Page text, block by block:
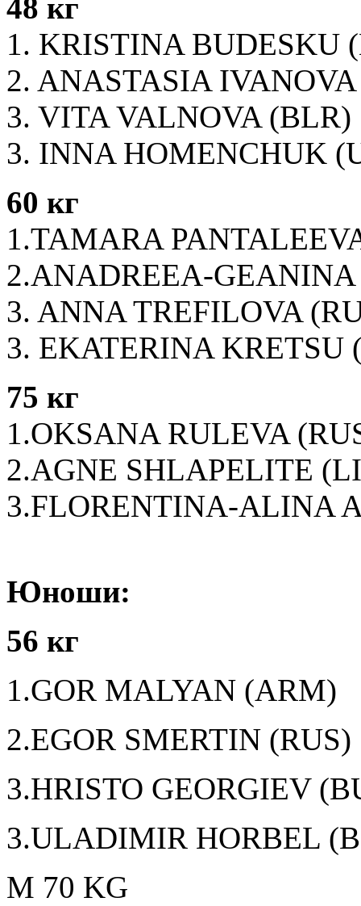
48 кг
1. KRISTINA BUDESKU
2. ANASTASIA
3. VITA VALNOVA (BLR)
3. INNA HOMENCHUK
60 кг
1.TAMARA
2.ANADREEA-
3. ANNA TREFILOVA
3. EKATERINA KRETSU
75 кг
1.OKSANA RULEVA
2.AGNE SHLAPELITE
3.FLORENTINA-ALINA
Юноши:
56 кг
1.GOR MALYAN (ARM)
2.EGOR SMERTIN (RUS)
3.HRISTO GEORGIEV
3.ULADIMIR HORBEL
M 70 KG